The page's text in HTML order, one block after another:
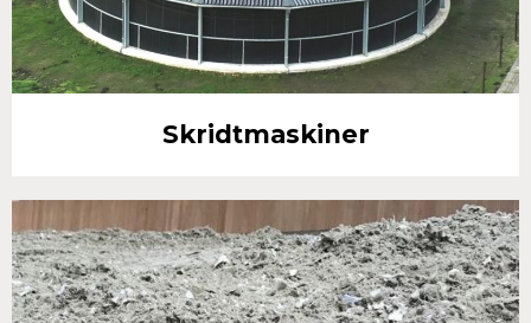
Skridtmaskiner